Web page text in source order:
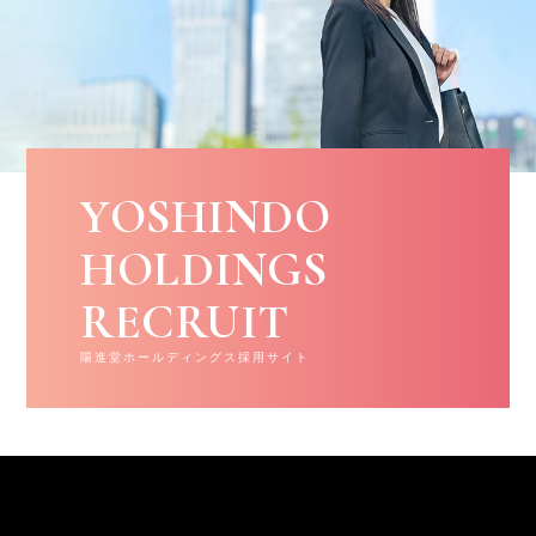
YOSHINDO
HOLDINGS
RECRUIT
陽進堂ホールディングス採用サイト